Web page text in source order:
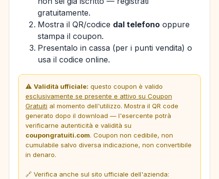
gratuitamente.
Mostra il QR/codice dal telefono oppure
stampa il coupon.
Presentalo in cassa (per i punti vendita) o
usa il codice online.
⚠️ Validità ufficiale: questo coupon è valido
esclusivamente se presente e attivo su Coupon
Gratuiti al momento dell'utilizzo. Mostra il QR code
generato dopo il download — l'esercente potrà
verificarne autenticità e validità su
coupongratuiti.com. Coupon non cedibile, non
cumulabile salvo diversa indicazione, non convertibile
in denaro.
🔗 Verifica anche sul sito ufficiale dell'azienda: